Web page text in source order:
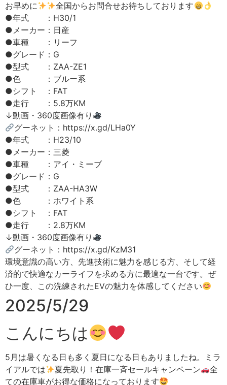
お早めに
全国からお問合せお待ちしております
●年式 ：H30/1
●メーカー：日産
●車種 ：リーフ
●グレード：G
●型式 ：ZAA-ZE1
●色 ：ブルー系
●シフト ：FAT
●走行 ：5.8万KM
↓動画・360度画像有り
グーネット：https://x.gd/LHa0Y
●年式 ：H23/10
●メーカー：三菱
●車種 ：アイ・ミーブ
●グレード：G
●型式 ：ZAA-HA3W
●色 ：ホワイト系
●シフト ：FAT
●走行 ：2.8万KM
↓動画・360度画像有り
グーネット：https://x.gd/KzM31
環境意識の高い方、先進技術に魅力を感じる方、そして経
済的で快適なカーライフを求める方に最適な一台です。ぜ
ひ一度、この洗練されたEVの魅力を体感してください
2025/5/29
こんにちは
5月は暑くなる日も多く夏日になる日もありましたね。ミラ
イアルでは
夏先取り！在庫一斉セールキャンペーン
全
ての在庫車がお得な価格になっております